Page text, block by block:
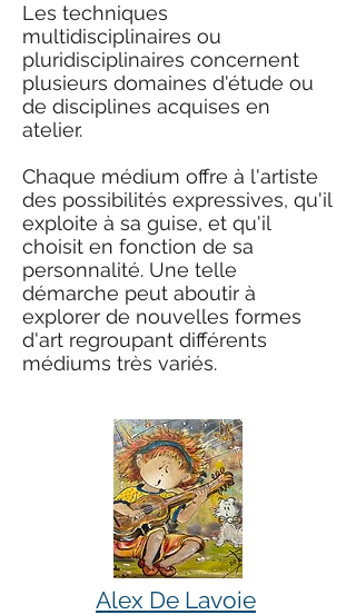
Les techniques
multidisciplinaires ou
pluridisciplinaires concernent
plusieurs domaines d'étude ou
de disciplines acquises en
atelier.
Chaque médium offre à l'artiste
des possibilités expressives, qu'il
exploite à sa guise, et qu'il
choisit en fonction de sa
personnalité. Une telle
démarche peut aboutir à
explorer de nouvelles formes
d'art regroupant différents
médiums très variés.
Alex De Lavoie